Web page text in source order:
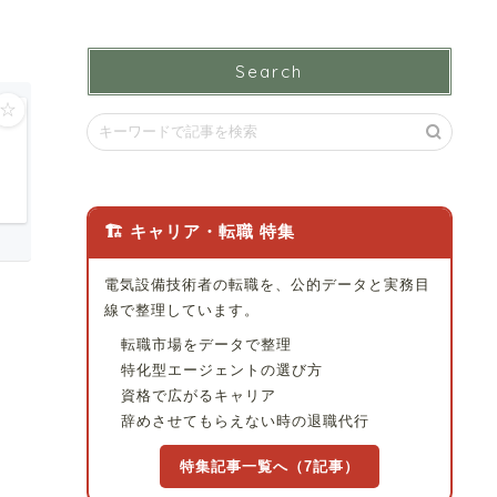
Search
🏗 キャリア・転職 特集
電気設備技術者の転職を、公的データと実務目
線で整理しています。
転職市場をデータで整理
特化型エージェントの選び方
資格で広がるキャリア
辞めさせてもらえない時の退職代行
特集記事一覧へ（7記事）